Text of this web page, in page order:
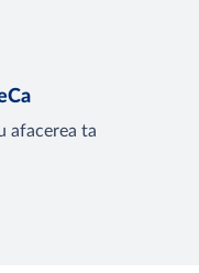
afacerea ta